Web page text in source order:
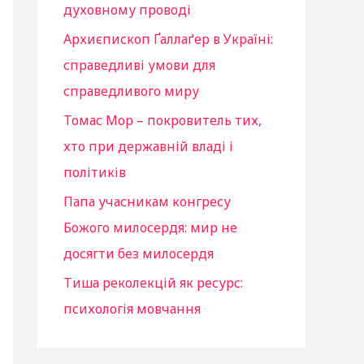
духовному проводі
Архиєпископ Ґаллаґер в Україні:
справедливі умови для
справедливого миру
Томас Мор – покровитель тих,
хто при державній владі і
політиків
Папа учасникам конгресу
Божого милосердя: мир не
досягти без милосердя
Тиша реколекцій як ресурс:
психологія мовчання